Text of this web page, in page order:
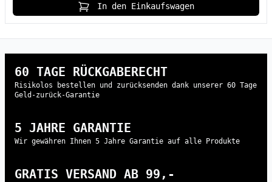
In den Einkaufswagen
60 TAGE RÜCKGABERECHT
Risikolos bestellen und zurücksenden dank unserer 60 Tage
Geld-zurück-Garantie
5 JAHRE GARANTIE
Wir gewähren Ihnen 5 Jahre Garantie auf alle Produkte
GRATIS VERSAND AB 99,-